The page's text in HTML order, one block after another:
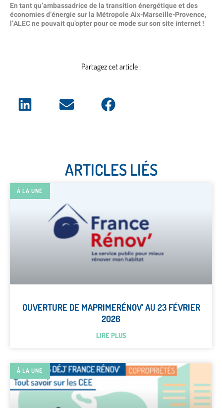
En tant qu’ambassadrice de la transition énergétique et des
économies d’énergie sur la Métropole Aix-Marseille-Provence,
l’ALEC ne pouvait qu’opter pour ce mode sur son site internet !
Partagez cet article :
ARTICLES LIÉS
À LA UNE
OUVERTURE DE MAPRIMERÉNOV’ AU 23 FÉVRIER
2026
LIRE PLUS
À LA UNE